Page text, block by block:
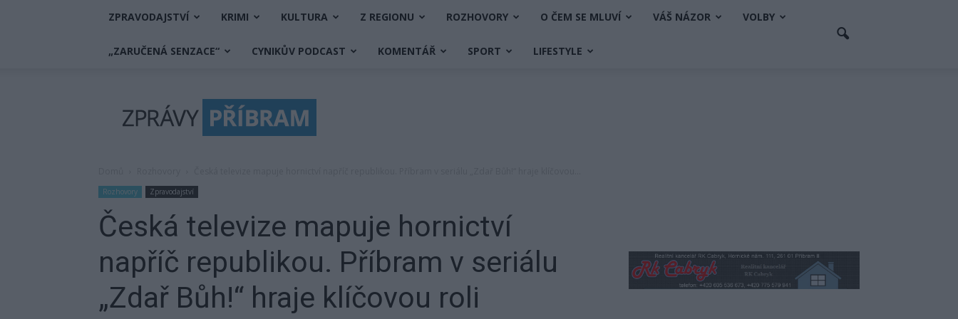
ZPRAVODAJSTVÍ KRIMI KULTURA Z REGIONU ROZHOVORY O ČEM SE MLUVÍ VÁŠ NÁZOR VOLBY
„ZARUČENÁ SENZACE“ CYNIKŮV PODCAST KOMENTÁŘ SPORT LIFESTYLE
Příbram
Rozhovory Zpravodajství
Česká televize mapuje hornictví
napříč republikou. Příbram v seriálu
„Zdař Bůh!“ hraje klíčovou roli